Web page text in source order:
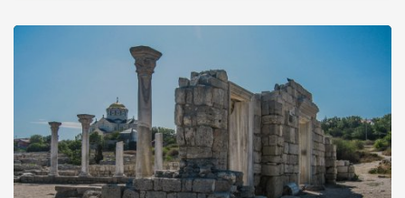
світі? Так я тоді думав. Років десять […]